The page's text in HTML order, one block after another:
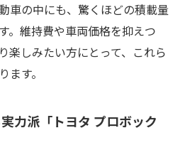
車の中にも、驚くほどの積載量
。維持費や車両価格を抑えつ
楽しみたい方にとって、これら
す。
力派「トヨタ プロボック